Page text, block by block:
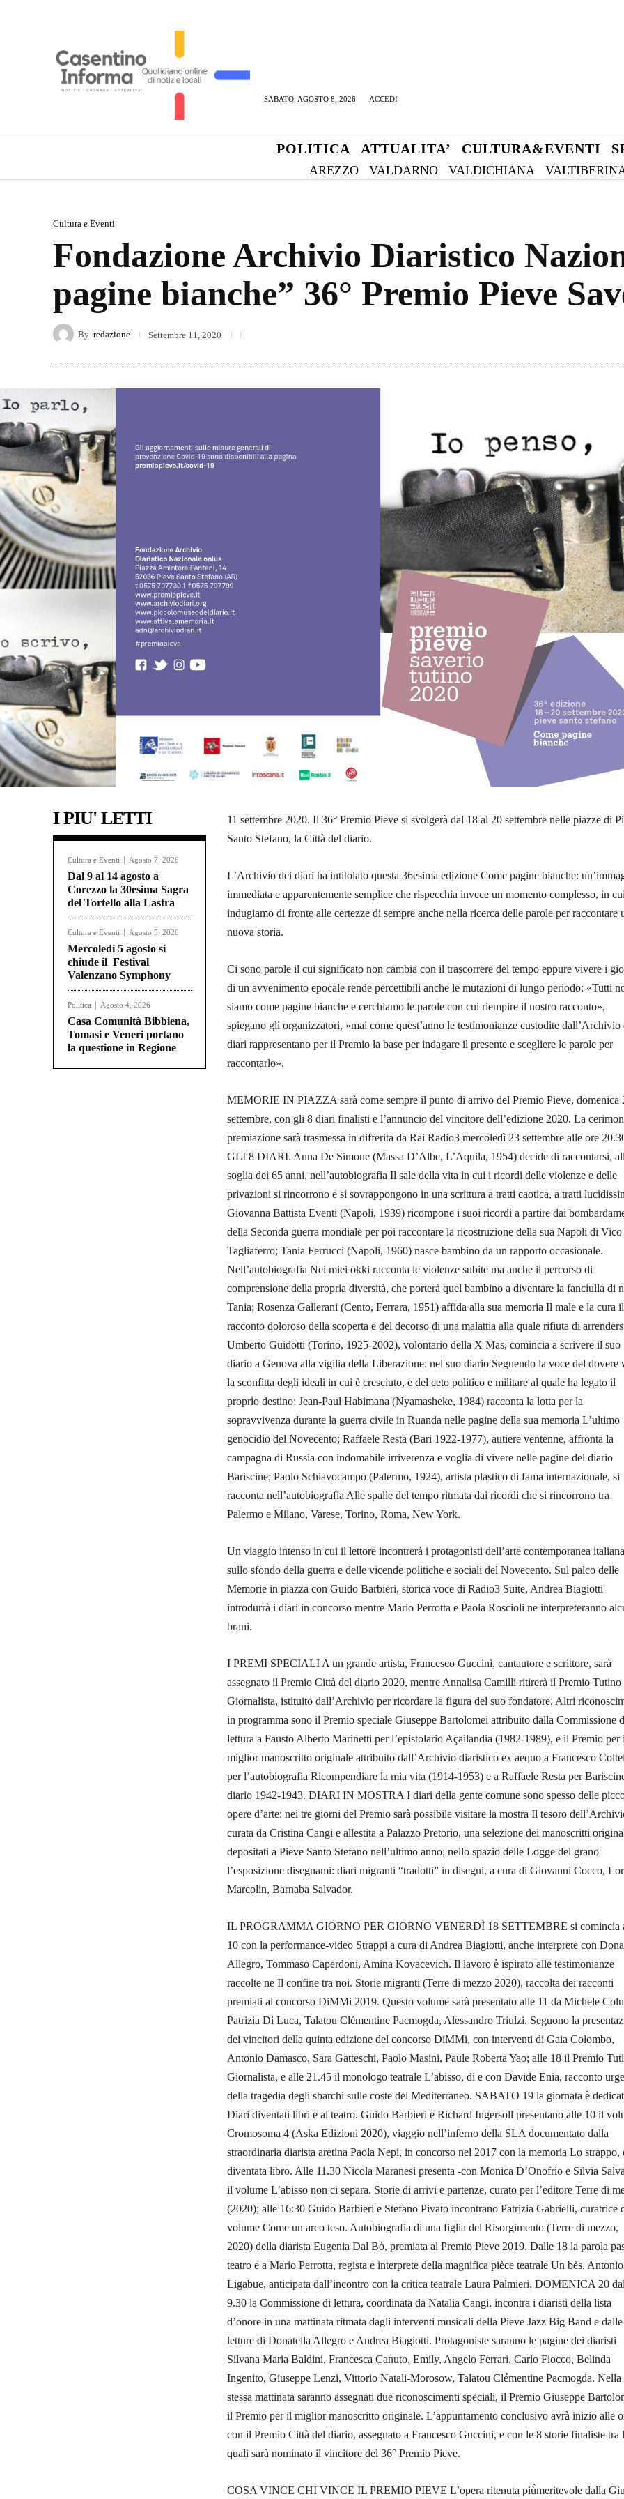
SABATO, AGOSTO 8, 2026 ACCEDI
POLITICA ATTUALITA’ CULTURA&EVENTI
AREZZO VALDARNO VALDICHIANA
Cultura e Eventi
Fondazione Archivio Diaristico
pagine bianche” 36° Premio Pieve
By redazione Settembre 11, 2020
I PIU' LETTI
Cultura e Eventi Agosto 7, 2026
Dal 9 al 14 agosto a
Corezzo la 30esima Sagra
del Tortello alla Lastra
Cultura e Eventi Agosto 5, 2026
Mercoledì 5 agosto si
chiude il Festival
Valenzano Symphony
Politica Agosto 4, 2026
Casa Comunità Bibbiena,
Tomasi e Veneri portano
la questione in Regione
11 settembre 2020. Il 36° Premio Pieve si svolgerà dal 18 al 20 settembre nelle piazze di
Santo Stefano, la Città del diario.
L’Archivio dei diari ha intitolato questa 36esima edizione Come pagine bianche:
immediata e apparentemente semplice che rispecchia invece un momento complesso, in cui
indugiamo di fronte alle certezze di sempre anche nella ricerca delle parole per raccontare
nuova storia.
Ci sono parole il cui significato non cambia con il trascorrere del tempo eppure vivere i
di un avvenimento epocale rende percettibili anche le mutazioni di lungo periodo: «Tutti
siamo come pagine bianche e cerchiamo le parole con cui riempire il nostro racconto»,
spiegano gli organizzatori, «mai come quest’anno le testimonianze custodite dall’Archivio
diari rappresentano per il Premio la base per indagare il presente e scegliere le parole per
raccontarlo».
MEMORIE IN PIAZZA sarà come sempre il punto di arrivo del Premio Pieve, domenica
settembre, con gli 8 diari finalisti e l’annuncio del vincitore dell’edizione 2020. La
premiazione sarà trasmessa in differita da Rai Radio3 mercoledì 23 settembre alle ore
GLI 8 DIARI. Anna De Simone (Massa D’Albe, L’Aquila, 1954) decide di raccontarsi,
soglia dei 65 anni, nell’autobiografia Il sale della vita in cui i ricordi delle violenze e delle
privazioni si rincorrono e si sovrappongono in una scrittura a tratti caotica, a tratti
Giovanna Battista Eventi (Napoli, 1939) ricompone i suoi ricordi a partire dai
della Seconda guerra mondiale per poi raccontare la ricostruzione della sua Napoli di Vico
Tagliaferro; Tania Ferrucci (Napoli, 1960) nasce bambino da un rapporto occasionale.
Nell’autobiografia Nei miei okki racconta le violenze subite ma anche il percorso di
comprensione della propria diversità, che porterà quel bambino a diventare la fanciulla di
Tania; Rosenza Gallerani (Cento, Ferrara, 1951) affida alla sua memoria Il male e la cura il
racconto doloroso della scoperta e del decorso di una malattia alla quale rifiuta di
Umberto Guidotti (Torino, 1925-2002), volontario della X Mas, comincia a scrivere il suo
diario a Genova alla vigilia della Liberazione: nel suo diario Seguendo la voce del dovere
la sconfitta degli ideali in cui è cresciuto, e del ceto politico e militare al quale ha legato il
proprio destino; Jean-Paul Habimana (Nyamasheke, 1984) racconta la lotta per la
sopravvivenza durante la guerra civile in Ruanda nelle pagine della sua memoria L’ultimo
genocidio del Novecento; Raffaele Resta (Bari 1922-1977), autiere ventenne, affronta la
campagna di Russia con indomabile irriverenza e voglia di vivere nelle pagine del diario
Bariscine; Paolo Schiavocampo (Palermo, 1924), artista plastico di fama internazionale, si
racconta nell’autobiografia Alle spalle del tempo ritmata dai ricordi che si rincorrono tra
Palermo e Milano, Varese, Torino, Roma, New York.
Un viaggio intenso in cui il lettore incontrerà i protagonisti dell’arte contemporanea italiana
sullo sfondo della guerra e delle vicende politiche e sociali del Novecento. Sul palco delle
Memorie in piazza con Guido Barbieri, storica voce di Radio3 Suite, Andrea Biagiotti
introdurrà i diari in concorso mentre Mario Perrotta e Paola Roscioli ne interpreteranno
brani.
I PREMI SPECIALI A un grande artista, Francesco Guccini, cantautore e scrittore, sarà
assegnato il Premio Città del diario 2020, mentre Annalisa Camilli ritirerà il Premio Tutino
Giornalista, istituito dall’Archivio per ricordare la figura del suo fondatore. Altri
in programma sono il Premio speciale Giuseppe Bartolomei attribuito dalla Commissione
lettura a Fausto Alberto Marinetti per l’epistolario Açailandia (1982-1989), e il Premio per
miglior manoscritto originale attribuito dall’Archivio diaristico ex aequo a Francesco
per l’autobiografia Ricompendiare la mia vita (1914-1953) e a Raffaele Resta per
diario 1942-1943. DIARI IN MOSTRA I diari della gente comune sono spesso delle
opere d’arte: nei tre giorni del Premio sarà possibile visitare la mostra Il tesoro
curata da Cristina Cangi e allestita a Palazzo Pretorio, una selezione dei manoscritti
depositati a Pieve Santo Stefano nell’ultimo anno; nello spazio delle Logge del grano
l’esposizione disegnami: diari migranti “tradotti” in disegni, a cura di Giovanni Cocco,
Marcolin, Barnaba Salvador.
IL PROGRAMMA GIORNO PER GIORNO VENERDÌ 18 SETTEMBRE si comincia
10 con la performance-video Strappi a cura di Andrea Biagiotti, anche interprete con
Allegro, Tommaso Caperdoni, Amina Kovacevich. Il lavoro è ispirato alle testimonianze
raccolte ne Il confine tra noi. Storie migranti (Terre di mezzo 2020), raccolta dei racconti
premiati al concorso DiMMi 2019. Questo volume sarà presentato alle 11 da Michele
Patrizia Di Luca, Talatou Clémentine Pacmogda, Alessandro Triulzi. Seguono la
dei vincitori della quinta edizione del concorso DiMMi, con interventi di Gaia Colombo,
Antonio Damasco, Sara Gatteschi, Paolo Masini, Paule Roberta Yao; alle 18 il Premio
Giornalista, e alle 21.45 il monologo teatrale L’abisso, di e con Davide Enia, racconto
della tragedia degli sbarchi sulle coste del Mediterraneo. SABATO 19 la giornata è
Diari diventati libri e al teatro. Guido Barbieri e Richard Ingersoll presentano alle 10 il
Cromosoma 4 (Aska Edizioni 2020), viaggio nell’inferno della SLA documentato dalla
straordinaria diarista aretina Paola Nepi, in concorso nel 2017 con la memoria Lo strappo,
diventata libro. Alle 11.30 Nicola Maranesi presenta -con Monica D’Onofrio e Silvia
il volume L’abisso non ci separa. Storie di arrivi e partenze, curato per l’editore Terre di
(2020); alle 16:30 Guido Barbieri e Stefano Pivato incontrano Patrizia Gabrielli, curatrice
volume Come un arco teso. Autobiografia di una figlia del Risorgimento (Terre di mezzo,
2020) della diarista Eugenia Dal Bò, premiata al Premio Pieve 2019. Dalle 18 la parola
teatro e a Mario Perrotta, regista e interprete della magnifica pièce teatrale Un bès. Antonio
Ligabue, anticipata dall’incontro con la critica teatrale Laura Palmieri. DOMENICA 20
9.30 la Commissione di lettura, coordinata da Natalia Cangi, incontra i diaristi della lista
d’onore in una mattinata ritmata dagli interventi musicali della Pieve Jazz Big Band e dalle
letture di Donatella Allegro e Andrea Biagiotti. Protagoniste saranno le pagine dei diaristi
Silvana Maria Baldini, Francesca Canuto, Emily, Angelo Ferrari, Carlo Fiocco, Belinda
Ingenito, Giuseppe Lenzi, Vittorio Natali-Morosow, Talatou Clémentine Pacmogda. Nella
stessa mattinata saranno assegnati due riconoscimenti speciali, il Premio Giuseppe
il Premio per il miglior manoscritto originale. L’appuntamento conclusivo avrà inizio alle
con il Premio Città del diario, assegnato a Francesco Guccini, e con le 8 storie finaliste tra
quali sarà nominato il vincitore del 36° Premio Pieve.
COSA VINCE CHI VINCE IL PREMIO PIEVE L’opera ritenuta più̀meritevole dalla